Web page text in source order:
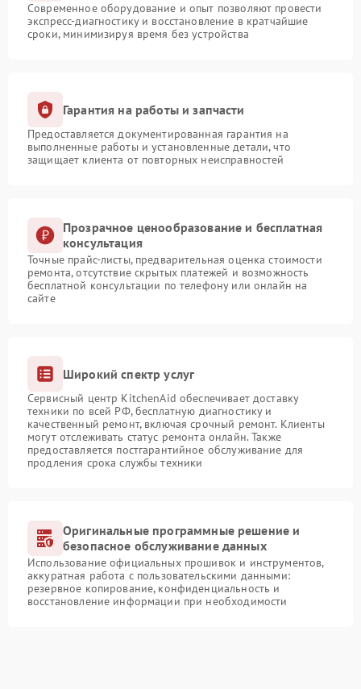
Современное оборудование и опыт позволяют провести
экспресс-диагностику и восстановление в кратчайшие
сроки, минимизируя время без устройства
Гарантия на работы и запчасти
Предоставляется документированная гарантия на
выполненные работы и установленные детали, что
защищает клиента от повторных неисправностей
Прозрачное ценообразование и бесплатная
консультация
Точные прайс-листы, предварительная оценка стоимости
ремонта, отсутствие скрытых платежей и возможность
бесплатной консультации по телефону или онлайн на
сайте
Широкий спектр услуг
Сервисный центр KitchenAid обеспечивает доставку
техники по всей РФ, бесплатную диагностику и
качественный ремонт, включая срочный ремонт. Клиенты
могут отслеживать статус ремонта онлайн. Также
предоставляется постгарантийное обслуживание для
продления срока службы техники
Оригинальные программные решение и
безопасное обслуживание данных
Использование официальных прошивок и инструментов,
аккуратная работа с пользовательскими данными:
резервное копирование, конфиденциальность и
восстановление информации при необходимости